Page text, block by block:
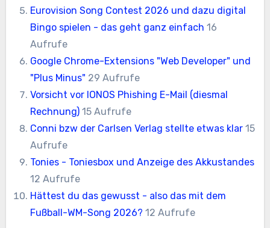
Eurovision Song Contest 2026 und dazu digital
Bingo spielen - das geht ganz einfach 16
Aufrufe
Google Chrome-Extensions "Web Developer" und
"Plus Minus" 29 Aufrufe
Vorsicht vor IONOS Phishing E-Mail (diesmal
Rechnung) 15 Aufrufe
Conni bzw der Carlsen Verlag stellte etwas klar 15
Aufrufe
Tonies - Toniesbox und Anzeige des Akkustandes
12 Aufrufe
Hättest du das gewusst - also das mit dem
Fußball-WM-Song 2026? 12 Aufrufe